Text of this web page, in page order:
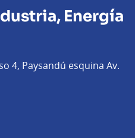
Energía
4, Paysandú esquina Av.